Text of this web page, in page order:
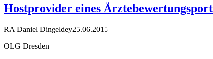
Hostprovider eines
RA Daniel Dingeldey25.06.2015
OLG Dresden